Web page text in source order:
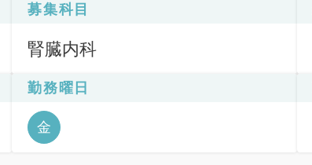
募集科目
腎臓内科
勤務曜日
金